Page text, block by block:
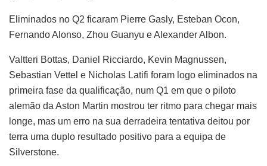
Eliminados no Q2 ficaram Pierre Gasly, Esteban Ocon,
Fernando Alonso, Zhou Guanyu e Alexander Albon.
Valtteri Bottas, Daniel Ricciardo, Kevin Magnussen,
Sebastian Vettel e Nicholas Latifi foram logo eliminados na
primeira fase da qualificação, num Q1 em que o piloto
alemão da Aston Martin mostrou ter ritmo para chegar mais
longe, mas um erro na sua derradeira tentativa deitou por
terra uma duplo resultado positivo para a equipa de
Silverstone.